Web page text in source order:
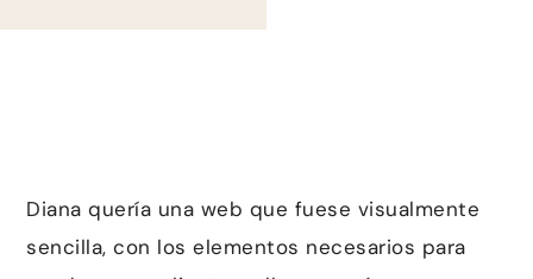
Diana quería una web que fuese visualmente
sencilla, con los elementos necesarios para